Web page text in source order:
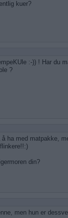
kuer?
:-)) ! Har du
?
å ha med matpakke,
din?
men hun er